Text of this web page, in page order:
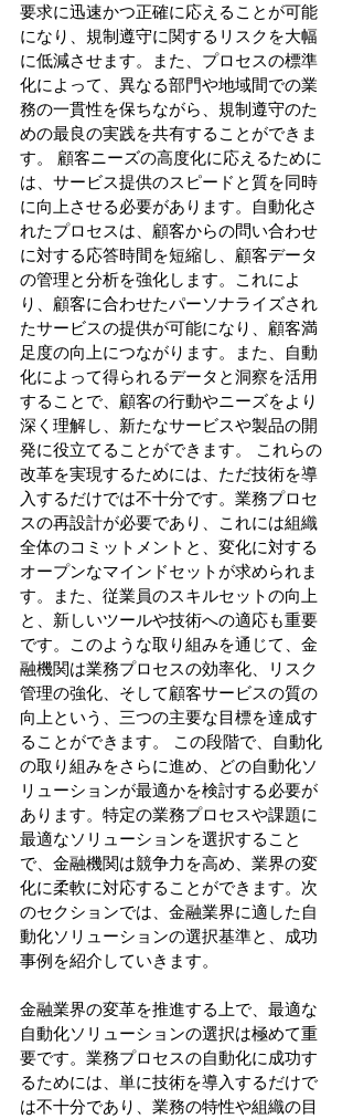
要求に迅速かつ正確に応えることが可能
になり、規制遵守に関するリスクを大幅
に低減させます。また、プロセスの標準
化によって、異なる部門や地域間での業
務の一貫性を保ちながら、規制遵守のた
めの最良の実践を共有することができま
す。 顧客ニーズの高度化に応えるために
は、サービス提供のスピードと質を同時
に向上させる必要があります。自動化さ
れたプロセスは、顧客からの問い合わせ
に対する応答時間を短縮し、顧客データ
の管理と分析を強化します。これによ
り、顧客に合わせたパーソナライズされ
たサービスの提供が可能になり、顧客満
足度の向上につながります。また、自動
化によって得られるデータと洞察を活用
することで、顧客の行動やニーズをより
深く理解し、新たなサービスや製品の開
発に役立てることができます。 これらの
改革を実現するためには、ただ技術を導
入するだけでは不十分です。業務プロセ
スの再設計が必要であり、これには組織
全体のコミットメントと、変化に対する
オープンなマインドセットが求められま
す。また、従業員のスキルセットの向上
と、新しいツールや技術への適応も重要
です。このような取り組みを通じて、金
融機関は業務プロセスの効率化、リスク
管理の強化、そして顧客サービスの質の
向上という、三つの主要な目標を達成す
ることができます。 この段階で、自動化
の取り組みをさらに進め、どの自動化ソ
リューションが最適かを検討する必要が
あります。特定の業務プロセスや課題に
最適なソリューションを選択すること
で、金融機関は競争力を高め、業界の変
化に柔軟に対応することができます。次
のセクションでは、金融業界に適した自
動化ソリューションの選択基準と、成功
事例を紹介していきます。
金融業界の変革を推進する上で、最適な
自動化ソリューションの選択は極めて重
要です。業務プロセスの自動化に成功す
るためには、単に技術を導入するだけで
は不十分であり、業務の特性や組織の目